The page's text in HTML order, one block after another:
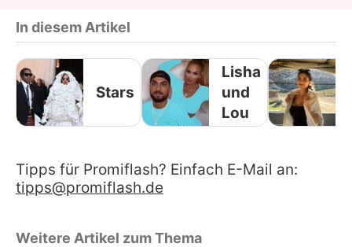
In diesem Artikel
Stars
Lisha
und
Lou
Tipps für Promiflash? Einfach E-Mail an:
tipps@promiflash.de
Weitere Artikel zum Thema